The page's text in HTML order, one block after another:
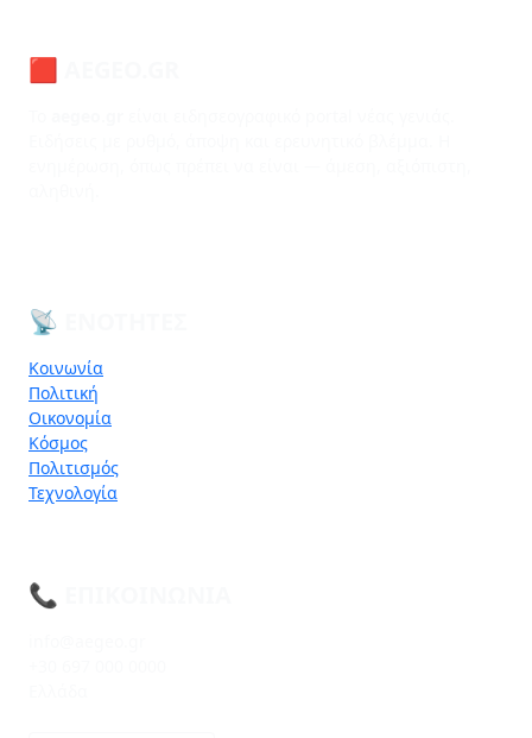
🟥 AEGEO.GR
📡 ΕΝΌΤΗΤΕΣ
Κοινωνία
Πολιτική
Οικονομία
Κόσμος
Πολιτισμός
Τεχνολογία
📞 ΕΠΙΚΟΙΝΩΝΊΑ